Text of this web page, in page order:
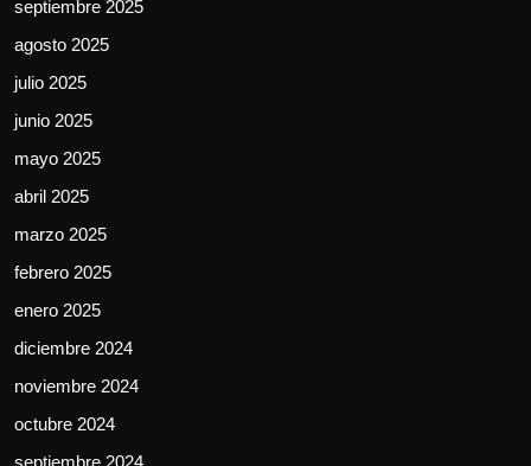
septiembre 2025
agosto 2025
julio 2025
junio 2025
mayo 2025
abril 2025
marzo 2025
febrero 2025
enero 2025
diciembre 2024
noviembre 2024
octubre 2024
septiembre 2024